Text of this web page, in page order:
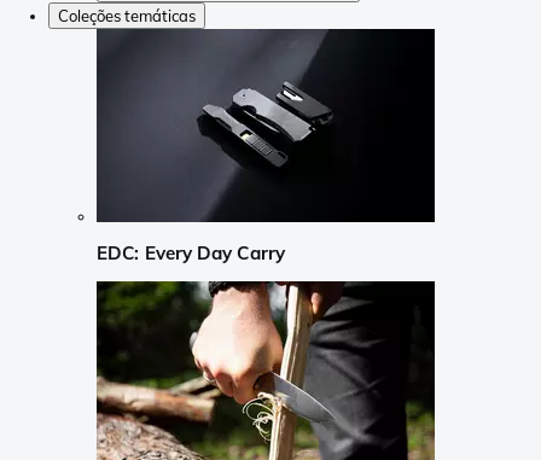
Coleções temáticas
EDC: Every Day Carry